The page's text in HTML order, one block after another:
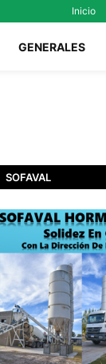
Inicio
GENERALES
SOFAVAL